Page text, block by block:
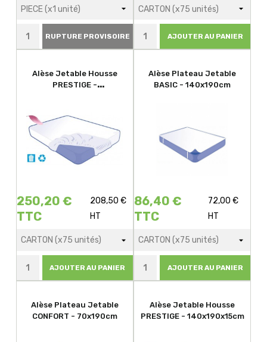
RUPTURE PROVISOIRE AJOUTER AU PANIER
Alèse Jetable Housse
PRESTIGE -
250,20 €
TTC
208,50 €
HT
AJOUTER AU PANIER
Alèse Plateau Jetable
BASIC - 140x190cm
86,40 €
TTC
72,00 €
HT
AJOUTER AU PANIER
Alèse Plateau Jetable
CONFORT - 70x190cm
Alèse Jetable Housse
PRESTIGE - 140x190x15cm